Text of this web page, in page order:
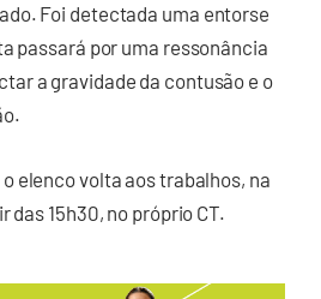
Foi detectada uma entorse
passará por uma ressonância
a gravidade da contusão e o
elenco volta aos trabalhos, na
das 15h30, no próprio CT.